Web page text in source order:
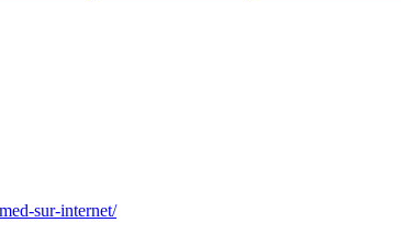
sur-internet/